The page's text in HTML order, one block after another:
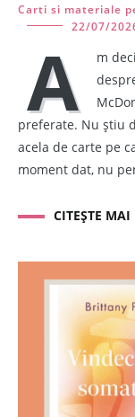
Carti si materiale
22/07/
A
m
preferate. Nu știu
acela de carte pe
moment dat, nu
CITEȘTE